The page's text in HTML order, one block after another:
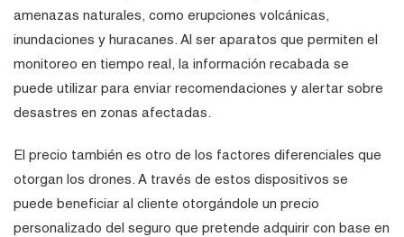
amenazas naturales, como erupciones volcánicas,
inundaciones y huracanes. Al ser aparatos que permiten el
monitoreo en tiempo real, la información recabada se
puede utilizar para enviar recomendaciones y alertar sobre
desastres en zonas afectadas.
El precio también es otro de los factores diferenciales que
otorgan los drones. A través de estos dispositivos se
puede beneficiar al cliente otorgándole un precio
personalizado del seguro que pretende adquirir con base en